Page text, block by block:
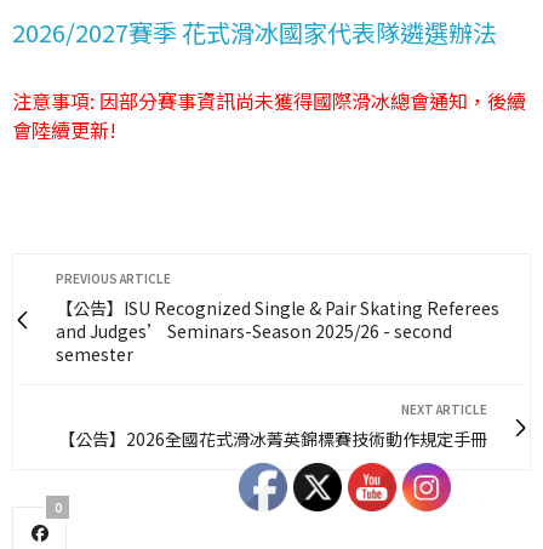
2026/2027賽季 花式滑冰國家代表隊遴選辦法
注意事項: 因部分賽事資訊尚未獲得國際滑冰總會通知，後續
會陸續更新!
PREVIOUS ARTICLE
【公告】ISU Recognized Single & Pair Skating Referees
and Judges’ Seminars-Season 2025/26 - second
semester
NEXT ARTICLE
【公告】2026全國花式滑冰菁英錦標賽技術動作規定手冊
0